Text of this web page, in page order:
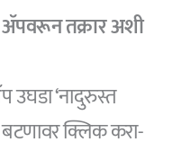
तक्रार अशी
उघडा ‘नादुरुस्त
बटणावर क्लिक करा-